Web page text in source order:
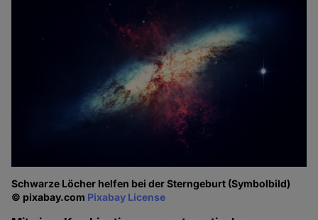
Schwarze Löcher helfen bei der Sterngeburt (Symbolbild)
© pixabay.com Pixabay License